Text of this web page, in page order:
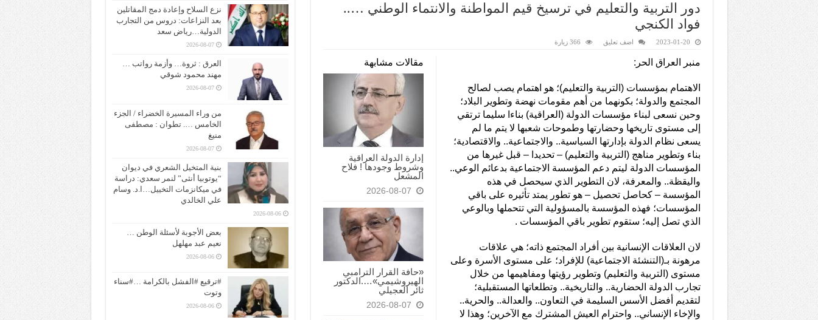
دور التربية والتعليم في ترسيخ قيم المواطنة والانتماء الوطني …..
فواد الكنجي
2023-01-20 اضف تعليق 366 زيارة
مقالات مشابهة
إدارة الدولة العراقية
وشروط وجودها ! فلاح
المشعل
2026-08-07
«حافة القرار الترامبي
الهيروشيمي»….الدكتور
ثائر العجيلي
2026-08-07
منبر العراق الحر:
الاهتمام بمؤسسات (التربية والتعليم)؛ هو اهتمام يصب لصالح
المجتمع والدولة؛ بكونهما من أهم مقومات نهضة وتطوير البلاد؛
وحين نسعى لبناء مؤسسات الدولة (العراقية) بناءا سليما ترتقي
إلى مستوى تاريخها وحضارتها وطموحات شعبها لا يتم ما لم
يسعى نظام الدولة بإدارتها السياسية.. والاجتماعية.. والاقتصادية؛
بناء وتطوير مناهج (التربية والتعليم) – تحديدا – قبل غيرها من
المؤسسات الدولة ليتم دعم المؤسسة الاجتماعية بدعائم الوعي..
واليقظة.. والمعرفة، لان التطوير الذي سيحصل في هذه
المؤسسة – كحاصل تحصيل – هو تطور يمتد تأثيره على باقي
المؤسسات؛ فهذه المؤسسة بالمسؤولية التي تتحملها وبالوعي
الذي تصل إليه؛ ستقوم تطوير باقي المؤسسات .
لان العلاقات الإنسانية بين أفراد المجتمع ذاته؛ هي علاقات
مرهونة بـ(التنشئة الاجتماعية) للإفراد؛ على مستوى الأسرة وعلى
مستوى (التربية والتعليم) وتطوير رؤيتها ومفاهيمها من خلال
تجارب الدولة الحضارية.. والتاريخية.. وتطلعاتها المستقبلية؛
لتقديم أفضل الأسس السليمة في التعاون.. والعدالة.. والحرية..
والإخاء الإنساني.. واحترام العيش المشترك مع الآخرين؛ وهذا لا
نزع السلاح وإعادة دمج المقاتلين
بعد النزاعات: دروس من التجارب
الدولية…رياض سعد
2026-08-07
العرق : ثروة… وأزمة رواتب …
مهند محمود شوقي
2026-08-07
من وراء المسيرة الخضراء / الجزء
الخامس …. تطوان : مصطفى
منيغ
2026-08-07
بنية المتخيل الشعري في ديوان
“يوتوبيا أنثى” لنمر سعدي: دراسة
في ميكانزمات التخييل…ا.د. وسام
علي الخالدي
2026-08-06
بعض الأجوبة لأسئلة الوطن …
نعيم عبد مهلهل
2026-08-06
#ترقيع #الفشل بالكرامة …#سناء
وتوت
2026-08-06